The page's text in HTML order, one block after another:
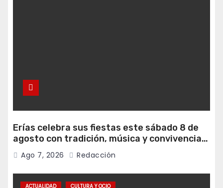
Erías celebra sus fiestas este sábado 8 de
agosto con tradición, música y convivencia
vecinal
Ago 7, 2026 Redacción
ACTUALIDAD CULTURA Y OCIO